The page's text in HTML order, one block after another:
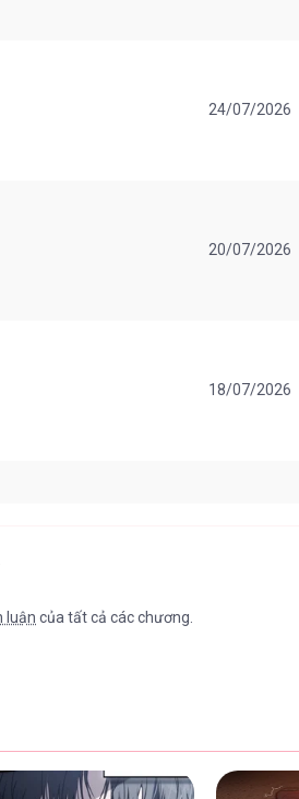
24/07/2026
20/07/2026
18/07/2026
luận của tất cả các chương.